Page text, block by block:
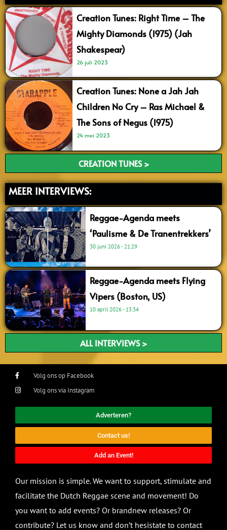
Creation Tunes: Right Time – The
Mighty Diamonds (1975) (Jah
Shakespear)
26 juli 2023
Creation Tunes: None a Jah Jah
Children No Cry – Ras Michael &
The Sons of Negus (1975)
24 mei 2023
CREATION TUNES >
MEER INTERVIEWS:
Reggae-Agenda meets
‘Paulisme & De Tranentrekkers’
30 juni 2026 21:29
Reggae-Agenda meets Flying
Vipers (Boston, US)
10 april 2026 13:34
ALL INTERVIEWS >
Volg ons op Facebook
Volg ons via Instagram
Adverteren?
Contact us!
Add an Event!
Our mission is simple. We want to support, stimulate and
facilitate the Dutch Reggae scene and movement! Do
you want to add events? Or brandnew releases? Or
contribute? Let us know and don’t hesistate to contact